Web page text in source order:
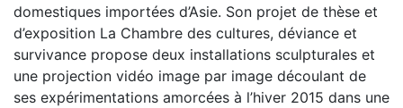
domestiques importées d’Asie. Son projet de thèse et
d’exposition La Chambre des cultures, déviance et
survivance propose deux installations sculpturales et
une projection vidéo image par image découlant de
ses expérimentations amorcées à l’hiver 2015 dans une